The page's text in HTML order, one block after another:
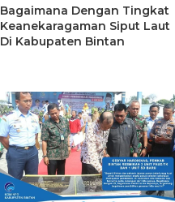
Bagaimana Dengan Tingkat
Keanekaragaman Siput Laut
Di Kabupaten Bintan